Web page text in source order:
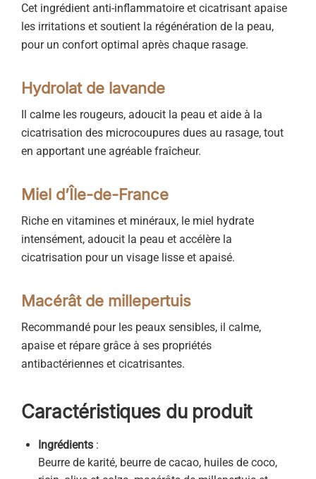
Cet ingrédient anti-inflammatoire et cicatrisant apaise
les irritations et soutient la régénération de la peau,
pour un confort optimal après chaque rasage.
Hydrolat de lavande
Il calme les rougeurs, adoucit la peau et aide à la
cicatrisation des microcoupures dues au rasage, tout
en apportant une agréable fraîcheur.
Miel d’Île-de-France
Riche en vitamines et minéraux, le miel hydrate
intensément, adoucit la peau et accélère la
cicatrisation pour un visage lisse et apaisé.
Macérât de millepertuis
Recommandé pour les peaux sensibles, il calme,
apaise et répare grâce à ses propriétés
antibactériennes et cicatrisantes.
Caractéristiques du produit
Ingrédients :
Beurre de karité, beurre de cacao, huiles de coco,